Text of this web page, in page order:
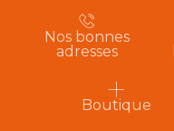
Nos bonnes
adresses
Boutique